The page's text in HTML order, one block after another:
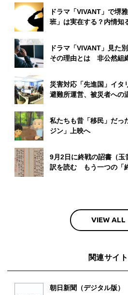
ドラマ「VIVANT」で堺
班」は実在する？内情知
ドラマ「VIVANT」見た
その理由とは 非公然組
災害対応「先進国」イ
避難所運営、被災者への
私たちも昔「移民」だ
ジン」上映へ
9月2日に終戦の詔書（玉
訳を読む もう一つの「
VIEW ALL
関連サイト
朝日新聞（デジタル版）